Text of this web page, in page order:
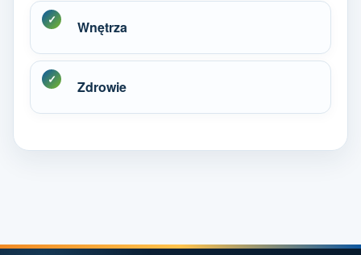
Wnętrza
Zdrowie